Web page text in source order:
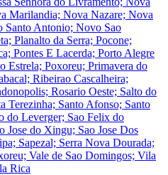
Marilandia; Nova Nazare; Nova
Antonio; Novo Sao
Planalto da Serra; Pocone;
Pontes E Lacerda; Porto Alegre
Estrela; Poxoreu; Primavera do
Ribeirao Cascalheira;
Rosario Oeste; Salto do
Terezinha; Santo Afonso; Santo
do Leverger; Sao Felix do
Jose do Xingu; Sao Jose Dos
Sapezal; Serra Nova Dourada;
Vale de Sao Domingos; Vila
Rica